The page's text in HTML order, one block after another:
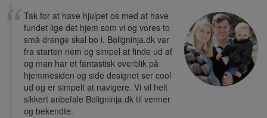
Tak for at have hjulpet os med at have
fundet lige det hjem som vi og vores to
små drenge skal bo i. Boligninja.dk var
fra starten nem og simpel at finde ud af
og man har et fantastisk overblik på
hjemmesiden og side designet ser cool
ud og er simpelt at navigere. Vi vil helt
sikkert anbefale Boligninja.dk til venner
og bekendte.